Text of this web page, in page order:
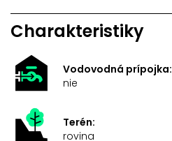
Charakteristiky
Vodovodná prípojka:
nie
Terén:
rovina